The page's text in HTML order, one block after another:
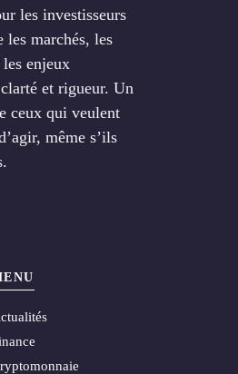
les investisseurs
marchés, les
les enjeux
et rigueur. Un
ceux qui veulent
même s’ils